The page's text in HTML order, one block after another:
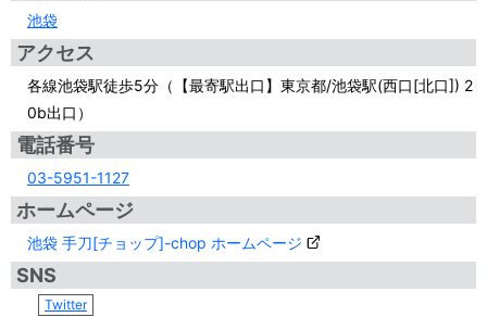
池袋
アクセス
各線池袋駅徒歩5分（【最寄駅出口】東京都/池袋駅(西口[北口]) 2
0b出口）
電話番号
03-5951-1127
ホームページ
池袋 手刀[チョップ]-chop ホームページ
SNS
Twitter